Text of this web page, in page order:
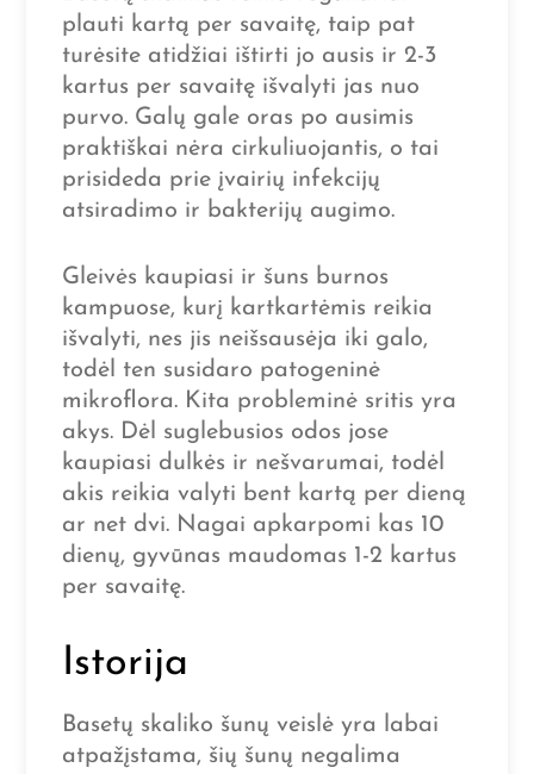
plauti kartą per savaitę, taip pat
turėsite atidžiai ištirti jo ausis ir 2-3
kartus per savaitę išvalyti jas nuo
purvo. Galų gale oras po ausimis
praktiškai nėra cirkuliuojantis, o tai
prisideda prie įvairių infekcijų
atsiradimo ir bakterijų augimo.
Gleivės kaupiasi ir šuns burnos
kampuose, kurį kartkartėmis reikia
išvalyti, nes jis neišsausėja iki galo,
todėl ten susidaro patogeninė
mikroflora. Kita probleminė sritis yra
akys. Dėl suglebusios odos jose
kaupiasi dulkės ir nešvarumai, todėl
akis reikia valyti bent kartą per dieną
ar net dvi. Nagai apkarpomi kas 10
dienų, gyvūnas maudomas 1-2 kartus
per savaitę.
Istorija
Basetų skaliko šunų veislė yra labai
atpažįstama, šių šunų negalima